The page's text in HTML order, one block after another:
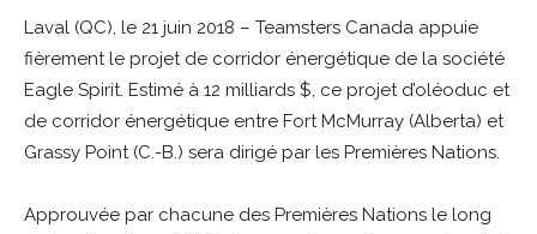
Laval (QC), le 21 juin 2018 – Teamsters Canada appuie
fièrement le projet de corridor énergétique de la société
Eagle Spirit. Estimé à 12 milliards $, ce projet d’oléoduc et
de corridor énergétique entre Fort McMurray (Alberta) et
Grassy Point (C.-B.) sera dirigé par les Premières Nations.
Approuvée par chacune des Premières Nations le long